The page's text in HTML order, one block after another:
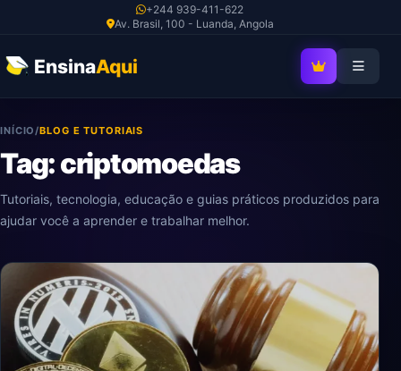
+244 939-411-622
Av. Brasil, 100 - Luanda, Angola
EnsinaAqui SEJA MEMBRO
o
conteúdo
INÍCIO/BLOG E TUTORIAIS
Tag: criptomoedas
Tutoriais, tecnologia, educação e guias práticos produzidos para
ajudar você a aprender e trabalhar melhor.